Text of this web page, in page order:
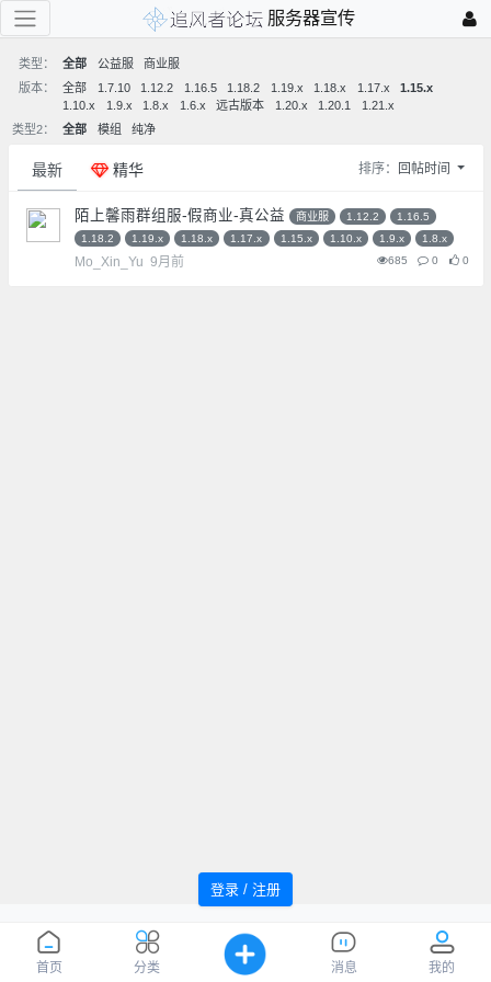
首页 分类 消息 我的
登录 / 注册
服务器宣传
类型： 全部 公益服
商业服
版本：
全部 1.7.10 1.12.2 1.16.5 1.18.2 1.19.x 1.18.x 1.17.x
1.15.x
1.10.x
1.9.x 1.8.x 1.6.x 远古版本 1.20.x 1.20.1
1.21.x
类型2：
全部 模组 纯净
最新 精华 排序： 回帖时间
陌上馨雨群组服-假商业-真公益 商业服 1.12.2
1.16.5
1.18.2
1.19.x 1.18.x 1.17.x 1.15.x 1.10.x 1.9.x 1.8.x
Mo_Xin_Yu 9月前 685 0 0
追风者论坛 Powered by WindMC
备20220059号
1039885
Processed: , SQL: